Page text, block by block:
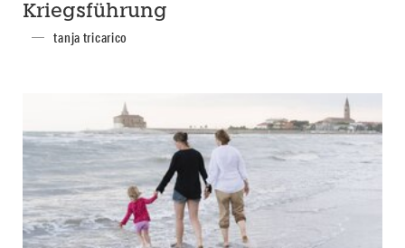
Kriegsführung
tanja tricarico